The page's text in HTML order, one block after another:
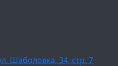
Шаболовка, 34, стр. 7